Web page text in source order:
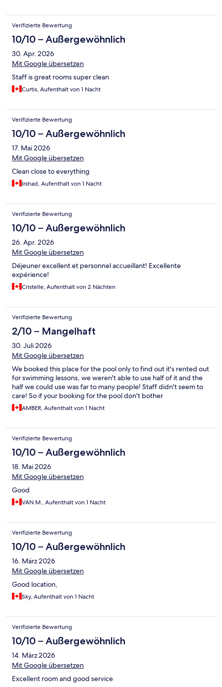
Verifizierte Bewertung
10/10 – Außergewöhnlich
30. Apr. 2026
Mit Google übersetzen
Staff is great rooms super clean
Curtis, Aufenthalt von 1 Nacht
Verifizierte Bewertung
10/10 – Außergewöhnlich
17. Mai 2026
Mit Google übersetzen
Clean close to everything
Irshad, Aufenthalt von 1 Nacht
Verifizierte Bewertung
10/10 – Außergewöhnlich
26. Apr. 2026
Mit Google übersetzen
Déjeuner excellent et personnel accueillant! Excellente
expérience!
Cristelle, Aufenthalt von 2 Nächten
Verifizierte Bewertung
2/10 – Mangelhaft
30. Juli 2026
Mit Google übersetzen
We booked this place for the pool only to find out it's rented out
for swimming lessons, we weren't able to use half of it and the
half we could use was far to many people! Staff didn't seem to
care! So if your booking for the pool don't bother
AMBER, Aufenthalt von 1 Nacht
Verifizierte Bewertung
10/10 – Außergewöhnlich
18. Mai 2026
Mit Google übersetzen
Good
VAN M., Aufenthalt von 1 Nacht
Verifizierte Bewertung
10/10 – Außergewöhnlich
16. März 2026
Mit Google übersetzen
Good location,
Sky, Aufenthalt von 1 Nacht
Verifizierte Bewertung
10/10 – Außergewöhnlich
14. März 2026
Mit Google übersetzen
Excellent room and good service